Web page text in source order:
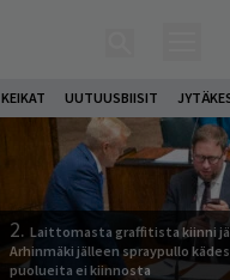
KEIKAT UUTUUSBIISIT
2. Laittomasta graffitista kiinni
Arhinmäki jälleen spraypullo
puolueita ei kiinnosta